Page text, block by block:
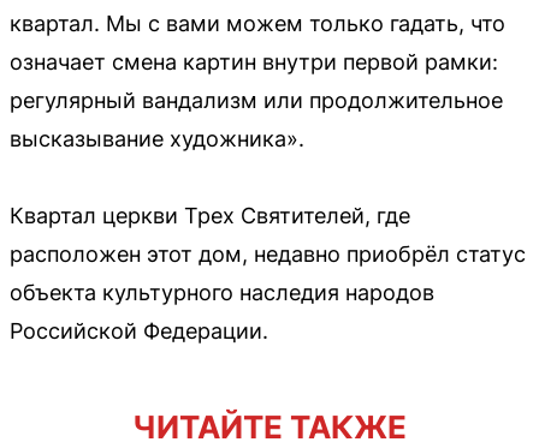
квартал. Мы с вами можем только гадать, что
означает смена картин внутри первой рамки:
регулярный вандализм или продолжительное
высказывание художника».
Квартал церкви Трех Святителей, где
расположен этот дом, недавно приобрёл статус
объекта культурного наследия народов
Российской Федерации.
ЧИТАЙТЕ ТАКЖЕ